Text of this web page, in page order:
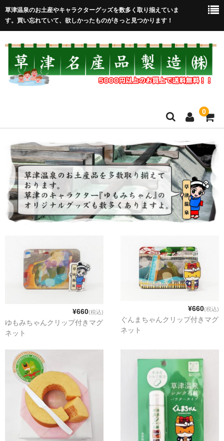
草津温泉のお土産やキャラクターグッズを数多く取り揃えていま
す。買い忘れていて、欲しかったものがきっと見つかります！
0
HOME
在庫処分セール
全取扱商品
売れ筋！
新商品
MONDE SELECTION
ご当地シリーズ
キャラクター
ゆもみちゃん
スイーツ
文具
雑貨
¥660(税込)
ゆもみちゃんクリップ付きマグ
ネット
¥660(税込)
ぐんまちゃんクリップ付きマグ
ネット